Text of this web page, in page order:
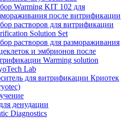
Warming KIT 102 для
после витрификации
растворов для витрификации
Solution Set
растворов для размораживания
и эмбрионов после
Warming solution
Lab
для витрификации Криотек
денудации
Diagnostics